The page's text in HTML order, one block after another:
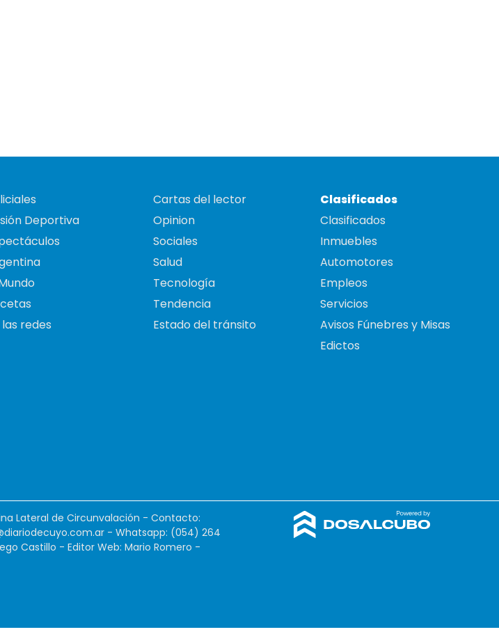
Deportiva
las redes
Cartas del lector
Opinion
Sociales
Salud
Tecnología
Tendencia
Estado del tránsito
Clasificados
Clasificados
Inmuebles
Automotores
Empleos
Servicios
Avisos Fúnebres y Misas
Edictos
Lateral de Circunvalación - Contacto:
- Whatsapp: (054) 264
Castillo - Editor Web: Mario Romero -